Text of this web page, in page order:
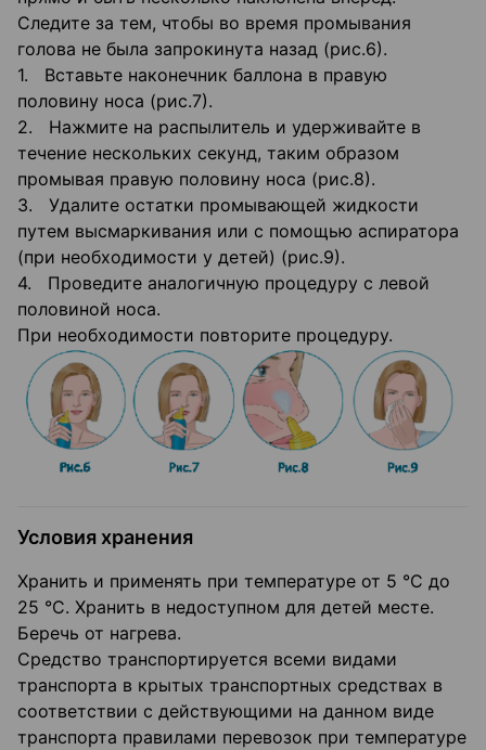
Следите за тем, чтобы во время промывания
голова не была запрокинута назад (рис.6).
1. Вставьте наконечник баллона в правую
половину носа (рис.7).
2. Нажмите на распылитель и удерживайте в
течение нескольких секунд, таким образом
промывая правую половину носа (рис.8).
3. Удалите остатки промывающей жидкости
путем высмаркивания или с помощью аспиратора
(при необходимости у детей) (рис.9).
4. Проведите аналогичную процедуру с левой
половиной носа.
При необходимости повторите процедуру.
Условия хранения
Хранить и применять при температуре от 5 °C до
25 °C. Хранить в недоступном для детей месте.
Беречь от нагрева.
Средство транспортируется всеми видами
транспорта в крытых транспортных средствах в
соответствии с действующими на данном виде
транспорта правилами перевозок при температуре